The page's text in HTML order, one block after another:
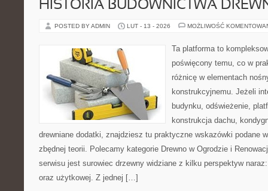
HISTORIA BUDOWNICTWA
POSTED BY ADMIN LUT - 13 - 2026 MOŻLIWOŚĆ
Ta platforma to
poświęcony temu, co w
różnicę w elementach
konstrukcyjnemu. Jeżeli
budynku, odświeżenie,
konstrukcja dachu,
drewniane dodatki, znajdziesz tu praktyczne wskazówki podane
zbędnej teorii. Polecamy kategorie Drewno w Ogrodzie i
serwisu jest surowiec drzewny widziane z kilku perspektyw
oraz użytkowej. Z jednej […]